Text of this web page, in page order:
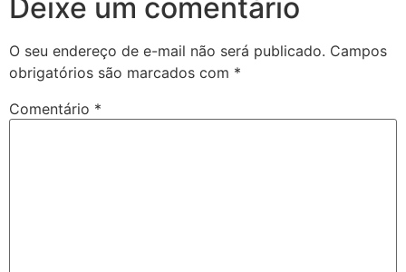
Deixe um comentário
O seu endereço de e-mail não será publicado. Campos
obrigatórios são marcados com *
Comentário *